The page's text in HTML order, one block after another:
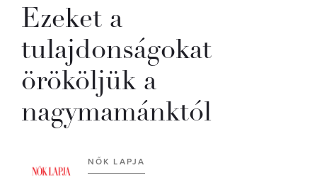
Ezeket a
tulajdonságokat
örököljük a
nagymamánktól
NŐK LAPJA